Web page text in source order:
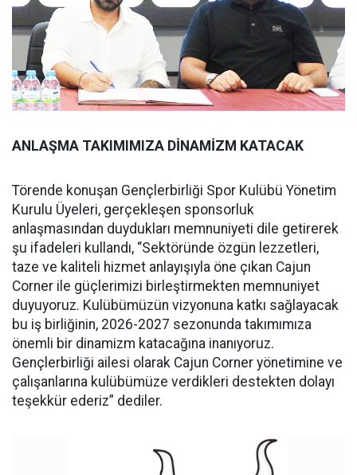
ANLAŞMA TAKIMIMIZA DİNAMİZM KATACAK
Törende konuşan Gençlerbirliği Spor Kulübü Yönetim
Kurulu Üyeleri, gerçekleşen sponsorluk
anlaşmasından duydukları memnuniyeti dile getirerek
şu ifadeleri kullandı, “Sektöründe özgün lezzetleri,
taze ve kaliteli hizmet anlayışıyla öne çıkan Cajun
Corner ile güçlerimizi birleştirmekten memnuniyet
duyuyoruz. Kulübümüzün vizyonuna katkı sağlayacak
bu iş birliğinin, 2026-2027 sezonunda takımımıza
önemli bir dinamizm katacağına inanıyoruz.
Gençlerbirliği ailesi olarak Cajun Corner yönetimine ve
çalışanlarına kulübümüze verdikleri destekten dolayı
teşekkür ederiz” dediler.